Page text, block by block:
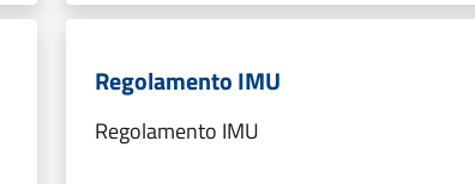
Regolamento IMU
Regolamento IMU